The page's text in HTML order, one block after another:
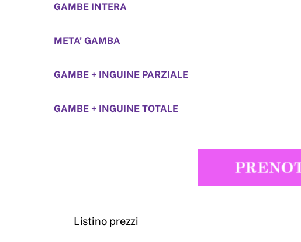
GAMBE INTERA
META’ GAMBA
GAMBE + INGUINE PARZIALE
GAMBE + INGUINE TOTALE
Listino prezzi